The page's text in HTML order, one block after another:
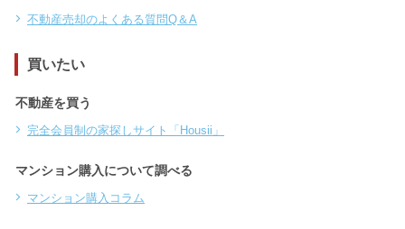
不動産売却のよくある質問Q＆A
買いたい
不動産を買う
完全会員制の家探しサイト「Housii」
マンション購入について調べる
マンション購入コラム